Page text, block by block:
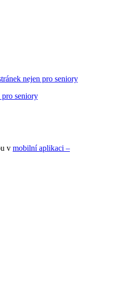
nejen pro seniory
v mobilní aplikaci –